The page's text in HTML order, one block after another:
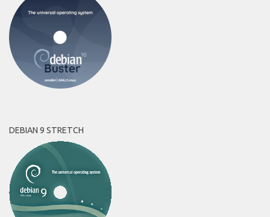
DEBIAN 9 STRETCH